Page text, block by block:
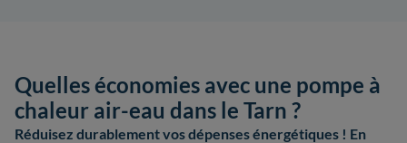
Quelles économies avec une pompe à
chaleur air-eau dans le Tarn ?
Réduisez durablement vos dépenses énergétiques ! En